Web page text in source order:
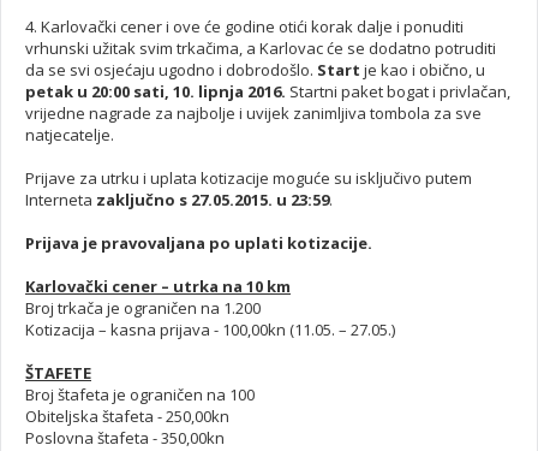
4. Karlovački cener i ove će godine otići korak dalje i ponuditi
vrhunski užitak svim trkačima, a Karlovac će se dodatno potruditi
da se svi osjećaju ugodno i dobrodošlo. Start je kao i obično, u
petak u 20:00 sati, 10. lipnja 2016. Startni paket bogat i privlačan,
vrijedne nagrade za najbolje i uvijek zanimljiva tombola za sve
natjecatelje.
Prijave za utrku i uplata kotizacije moguće su isključivo putem
Interneta zaključno s 27.05.2015. u 23:59.
Prijava je pravovaljana po uplati kotizacije.
Karlovački cener – utrka na 10 km
Broj trkača je ograničen na 1.200
Kotizacija – kasna prijava - 100,00kn (11.05. – 27.05.)
ŠTAFETE
Broj štafeta je ograničen na 100
Obiteljska štafeta - 250,00kn
Poslovna štafeta - 350,00kn